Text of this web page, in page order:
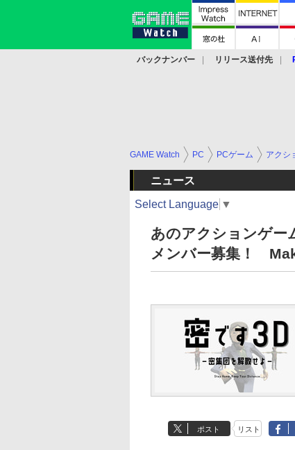
バックナンバー リリース送付先
GAME Watch PC PCゲーム アクシ
ニュース
Select Language ▼
あのアクションゲー
メンバー募集！
ポスト リスト